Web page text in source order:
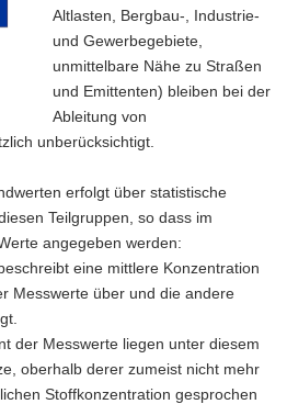
Altlasten, Bergbau-, Industrie-
und Gewerbegebiete,
unmittelbare Nähe zu Straßen
und Emittenten) bleiben bei der
Ableitung von
unberücksichtigt.
erfolgt über statistische
Teilgruppen, so dass im
angegeben werden:
eine mittlere Konzentration
Messwerte über und die andere
der Messwerte liegen unter diesem
oberhalb derer zumeist nicht mehr
Stoffkonzentration gesprochen